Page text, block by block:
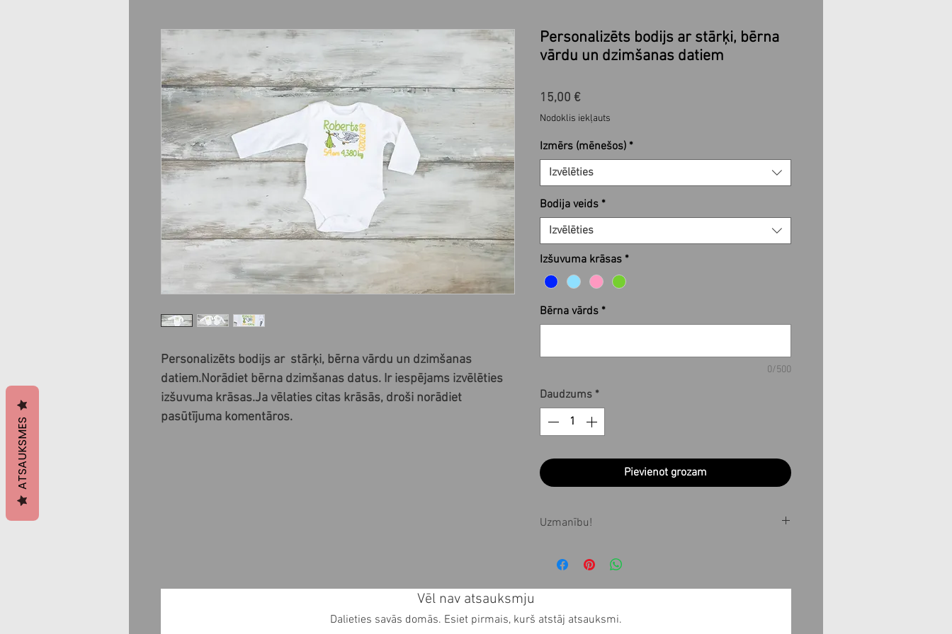
Personalizēts bodijs ar  stārķi, bērna vārdu un dzimšanas
datiem.Norādiet bērna dzimšanas datus. Ir iespējams izvēlēties
izšuvuma krāsas.Ja vēlaties citas krāsās, droši norādiet
pasūtījuma komentāros.
Personalizēts bodijs ar stārķi, bērna
vārdu un dzimšanas datiem
15,00 €Cena
Nodoklis iekļauts
Izmērs (mēnešos) *
Izvēlēties
Bodija veids *
Izvēlēties
Izšuvuma krāsas *
Bērna vārds *
0/500
Daudzums *
Pievienot grozam
Uzmanību!
pasūtījuma 1-3 nedēļu laikā. Ja vēlaties
produktu saņemt noteiktā laikā, pirms
mums pa epastu info@teobee.lv
Vēl nav atsauksmju
Dalieties savās domās. Esiet pirmais, kurš atstāj atsauksmi.
ATSAUKSMES